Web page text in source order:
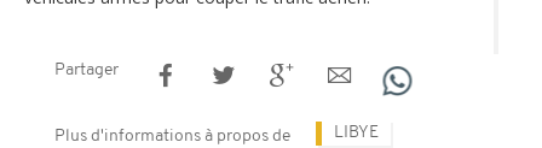
Partager
Plus d'informations à propos de LIBYE